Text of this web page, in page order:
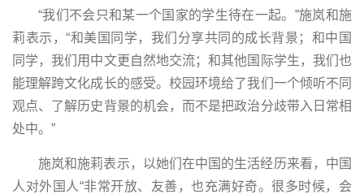
“我们不会只和某一个国家的学生待在一起。”施岚和施
莉表示，“和美国同学，我们分享共同的成长背景；和中国
同学，我们用中文更自然地交流；和其他国际学生，我们也
能理解跨文化成长的感受。校园环境给了我们一个倾听不同
观点、了解历史背景的机会，而不是把政治分歧带入日常相
处中。”
施岚和施莉表示，以她们在中国的生活经历来看，中国
人对外国人“非常开放、友善，也充满好奇。很多时候，会